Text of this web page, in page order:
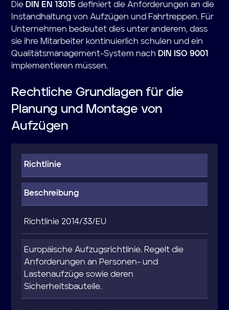
Die DIN EN 13015 definiert die Anforderungen an die
Instandhaltung von Aufzügen und Fahrtreppen. Für
Unternehmen bedeutet dies unter anderem, dass
sie ihre Mitarbeiter kontinuierlich schulen und ein
Qualitätsmanagement-System nach DIN ISO 9001
implementieren müssen.
Rechtliche Grundlagen für die
Planung und Montage von
Aufzügen
Richtlinie
Beschreibung
Richtlinie 2014/33/EU
Europäische Aufzugsrichtlinie. Regelt die
Anforderungen an Personen- und
Lastenaufzüge sowie deren
Sicherheitsbauteile.